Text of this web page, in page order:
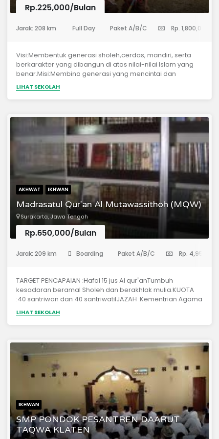
Rp.225,000/Bulan
Jarak: 208 km Full Day Paket A/B/C Rp. 1,800,000
Visi:Membentuk generasi sholeh,cerdas, mandiri, serta
berkarakter yang dibangun di atas nilai-nilai Islam yang
benar.Misi:Membina generasi yang mencintai dan
mengamalkan nilai-nilai Islam yang berlandaskan Al
Qur’an dan As Sunnah yang shahih.Mendidik generasi
unggul dengan ilmu – ilmu syar’i dan ilmu umum.
LIHAT SEKOLAH
AKHWAT IKHWAN
Madrasatul Qur'an Al Mutawassithoh (MQW)
Surakarta, Jawa Tengah
Rp.650,000/Bulan
Jarak: 209 km Boarding Paket A/B/C Rp.
TARGET PENCAPAIAN :Hafal 15 jus Al qur'anTumbuh
kesadaran beramal Sholeh dan berakhlak mulia.KUOTA
:40 santriwan dan 40 santriwatiIJAZAH :Kementrian Agama
RIIjazah Pondok PesantrenIjazah Tahfidz Al qur'an
LIHAT SEKOLAH
IKHWAN
SMP PONDOK PESANTREN DAARUT
TAQWA KLATEN